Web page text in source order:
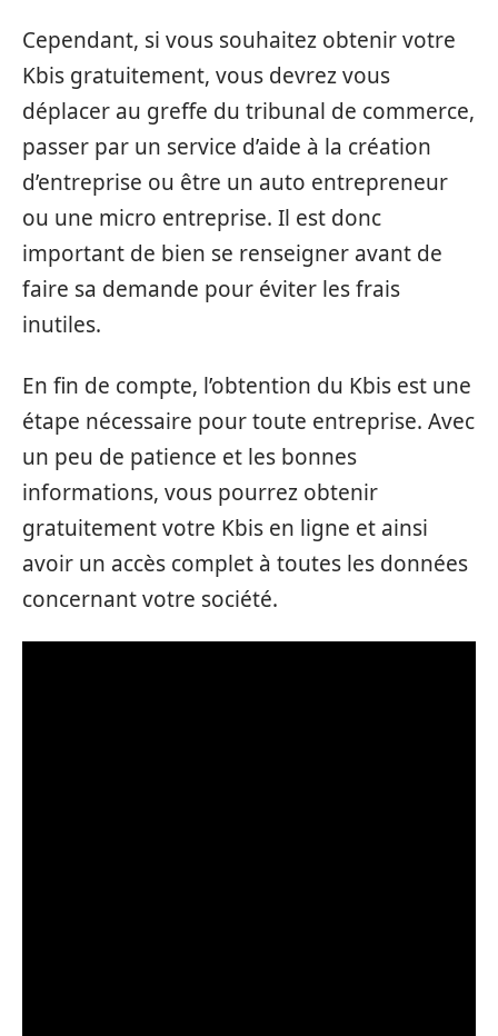
Cependant, si vous souhaitez obtenir votre
Kbis gratuitement, vous devrez vous
déplacer au greffe du tribunal de commerce,
passer par un service d’aide à la création
d’entreprise ou être un auto entrepreneur
ou une micro entreprise. Il est donc
important de bien se renseigner avant de
faire sa demande pour éviter les frais
inutiles.
En fin de compte, l’obtention du Kbis est une
étape nécessaire pour toute entreprise. Avec
un peu de patience et les bonnes
informations, vous pourrez obtenir
gratuitement votre Kbis en ligne et ainsi
avoir un accès complet à toutes les données
concernant votre société.